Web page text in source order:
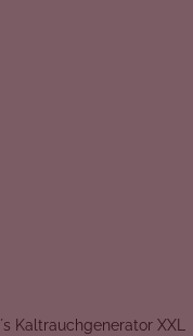
Kaltrauchgenerator XXL